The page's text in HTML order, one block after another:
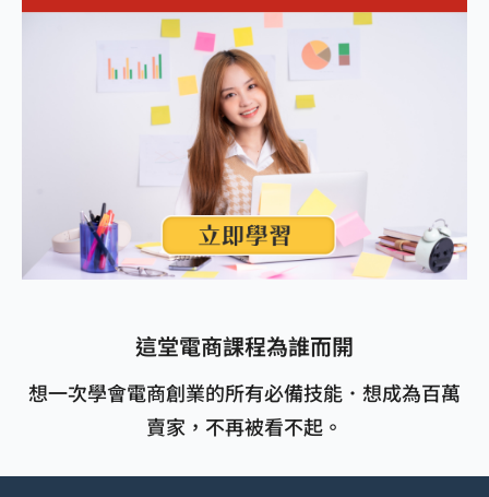
這堂電商課程為誰而開
想一次學會電商創業的所有必備技能．想成為百萬
賣家，不再被看不起。